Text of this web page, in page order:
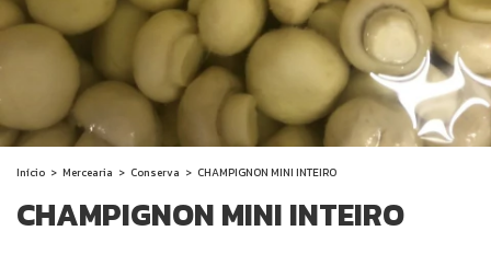
Início > Mercearia > Conserva > CHAMPIGNON MINI INTEIRO
CHAMPIGNON MINI INTEIRO